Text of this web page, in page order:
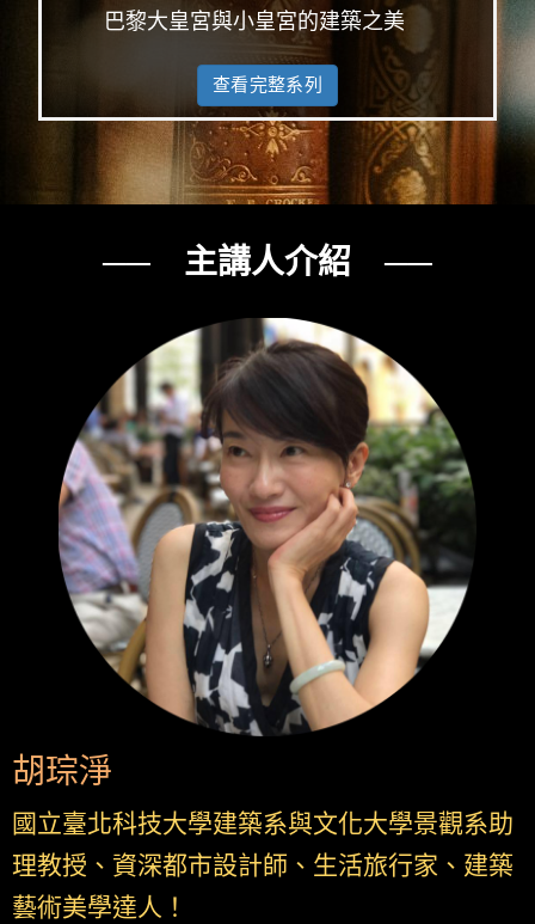
巴黎大皇宮與小皇宮的建築之美
查看完整系列
── 主講人介紹 ──
胡琮淨
國立臺北科技大學建築系與文化大學景觀系助
理教授、資深都市設計師、生活旅行家、建築
藝術美學達人！